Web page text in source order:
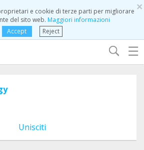
×
e cookie di terze parti per migliorare
del sito web. Maggiori informazioni
Accept
Reject
☰
Unisciti